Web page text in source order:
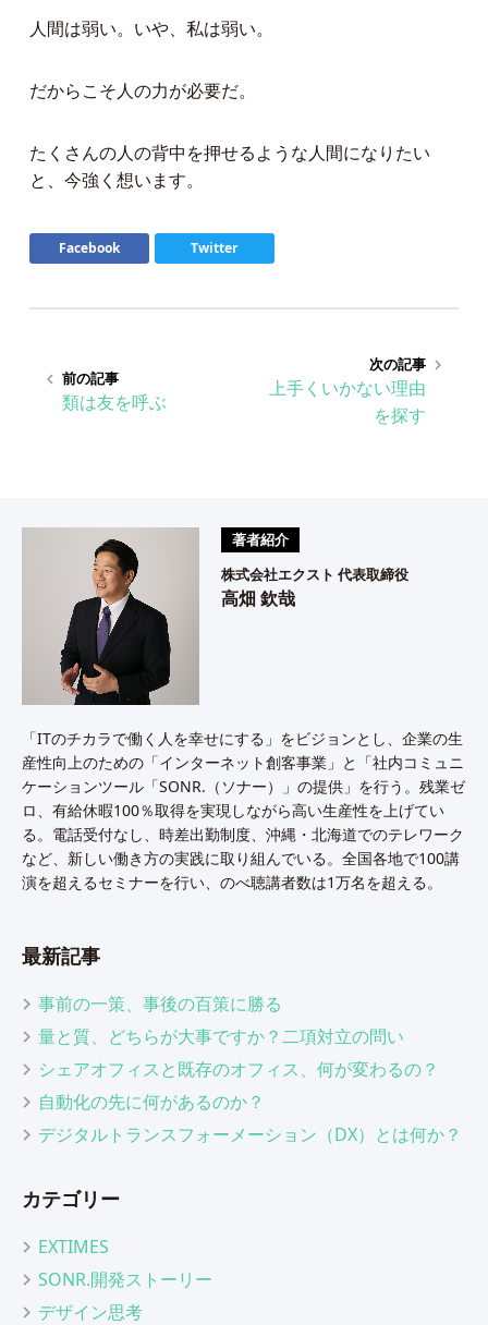
人間は弱い。いや、私は弱い。
だからこそ人の力が必要だ。
たくさんの人の背中を押せるような人間になりたい
と、今強く想います。
Facebook Twitter
keyboard_arrow_left 前の記事
類は友を呼ぶ
keyboard_arrow_right
次の記事
上手くいかない理由
を探す
著者紹介
株式会社エクスト 代表取締役
高畑 欽哉
「ITのチカラで働く人を幸せにする」をビジョンとし、企業の生
産性向上のための「インターネット創客事業」と「社内コミュニ
ケーションツール「SONR.（ソナー）」の提供」を行う。残業ゼ
ロ、有給休暇100％取得を実現しながら高い生産性を上げてい
る。電話受付なし、時差出勤制度、沖縄・北海道でのテレワーク
など、新しい働き方の実践に取り組んでいる。全国各地で100講
演を超えるセミナーを行い、のべ聴講者数は1万名を超える。
最新記事
事前の一策、事後の百策に勝る
量と質、どちらが大事ですか？二項対立の問い
シェアオフィスと既存のオフィス、何が変わるの？
自動化の先に何があるのか？
デジタルトランスフォーメーション（DX）とは何か？
カテゴリー
EXTIMES
SONR.開発ストーリー
デザイン思考